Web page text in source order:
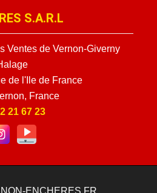
S.A.R.L
Ventes de Vernon-Giverny
de l'Ile de France
France
21 67 23